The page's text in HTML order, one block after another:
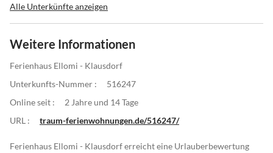
Alle Unterkünfte anzeigen
Weitere Informationen
Ferienhaus Ellomi - Klausdorf
Unterkunfts-Nummer :
516247
Online seit :
2 Jahre und 14 Tage
URL :
traum-ferienwohnungen.de/516247/
Ferienhaus Ellomi - Klausdorf erreicht eine Urlauberbewertung